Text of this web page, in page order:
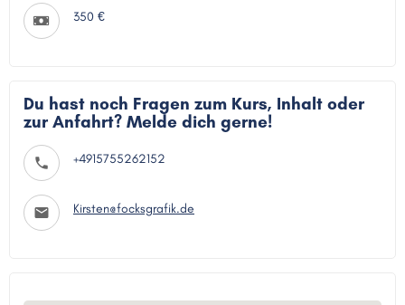
350 €
Du hast noch Fragen zum Kurs, Inhalt oder
zur Anfahrt? Melde dich gerne!
+4915755262152
Kirsten@focksgrafik.de